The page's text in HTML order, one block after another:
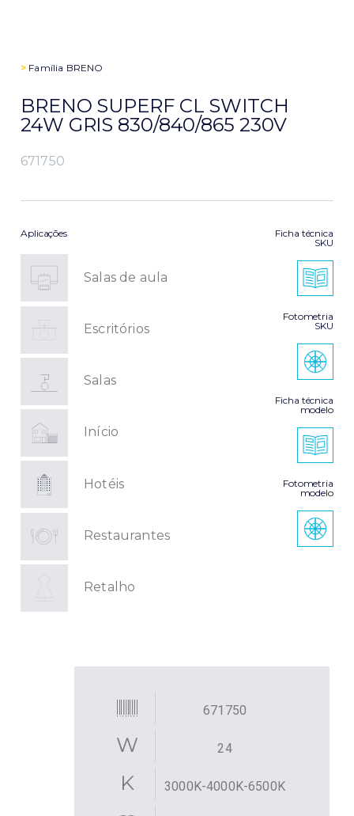
> Família BRENO
BRENO SUPERF CL SWITCH
24W GRIS 830/840/865 230V
671750
Aplicações
Salas de aula
Escritórios
Salas
Início
Hotéis
Restaurantes
Retalho
Ficha técnica
SKU
Fotometria
SKU
Ficha técnica
modelo
Fotometria
modelo
671750
24
3000K-4000K-6500K